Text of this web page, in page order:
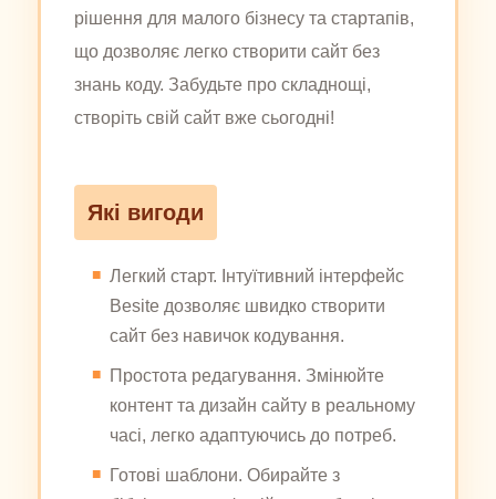
рішення для малого бізнесу та стартапів,
що дозволяє легко створити сайт без
знань коду. Забудьте про складнощі,
створіть свій сайт вже сьогодні!
Які вигоди
Легкий старт. Інтуїтивний інтерфейс
Besite дозволяє швидко створити
сайт без навичок кодування.
Простота редагування. Змінюйте
контент та дизайн сайту в реальному
часі, легко адаптуючись до потреб.
Готові шаблони. Обирайте з